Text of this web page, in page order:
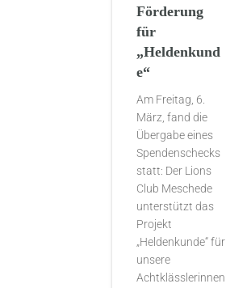
Förderung
für
„Heldenkund
e“
Am Freitag, 6.
März, fand die
Übergabe eines
Spendenschecks
statt: Der Lions
Club Meschede
unterstützt das
Projekt
„Heldenkunde“ für
unsere
Achtklässlerinnen